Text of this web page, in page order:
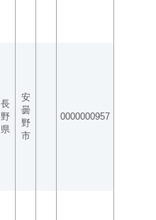
長
野
県
安
曇
野
市
0000000957